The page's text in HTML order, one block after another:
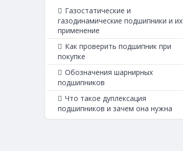
Газостатические и
газодинамические подшипники и их
применение
Как проверить подшипник при
покупке
Обозначения шарнирных
подшипников
Что такое дуплексация
подшипников и зачем она нужна